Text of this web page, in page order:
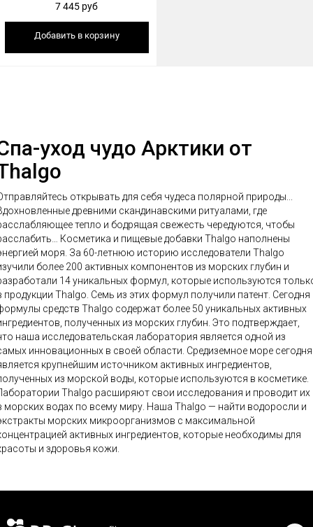
7 445 руб
Добавить в корзину
уход чудо Арктики от
открывать для себя чудеса полярной природы...
древними скандинавскими ритуалами, где
тепло и бодрящая свежесть чередуются, чтобы
Косметика и пищевые добавки Thalgo наполнены
моря. За 60-летнюю историю исследователи Thalgo
более 200 активных компонентов из морских глубин и
14 уникальных формул, которые используются
продукции Thalgo. Семь из этих формул получили патент. Сегодня
средств Thalgo содержат более 50 уникальных активных
полученных из морских глубин. Это подтверждает,
наша исследовательская лаборатория является одной из
инновационных в своей области. Средиземное море сегодня
крупнейшим источником активных ингредиентов,
из морской воды, которые используются в косметике.
Thalgo расширяют свои исследования и проводит их
морских водах по всему миру. Наша Thalgo — найти водоросли и
морских микроорганизмов с максимальной
активных ингредиентов, которые необходимы для
и здоровья кожи.